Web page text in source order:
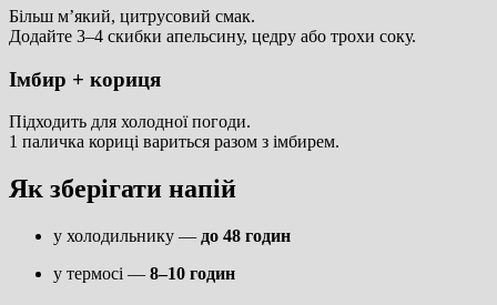
Більш м’який, цитрусовий смак.
Додайте 3–4 скибки апельсину, цедру або трохи соку.
Імбир + кориця
Підходить для холодної погоди.
1 паличка кориці вариться разом з імбирем.
Як зберігати напій
у холодильнику — до 48 годин
у термосі — 8–10 годин